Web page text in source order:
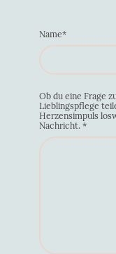
Name*
Ob du eine Frage
Lieblingspflege
Herzensimpuls
Nachricht. *